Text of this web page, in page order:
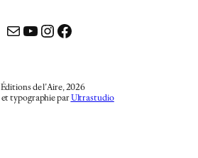
MailYouTube
Instagram
Facebook
de l’Aire, 2026
typographie par Ultrastudio